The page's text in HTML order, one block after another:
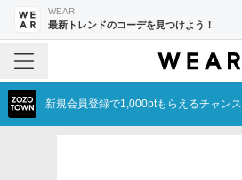
WEAR
最新トレンドのコーデを見つけよう！
新規会員登録で1,000ptもらえるチャンス